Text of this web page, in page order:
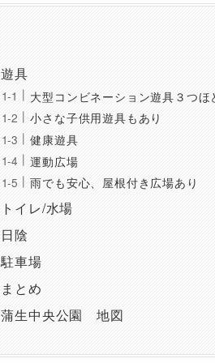
遊具
大型コンビネーション遊具３つほ
小さな子供用遊具もあり
健康遊具
運動広場
雨でも安心、屋根付き広場あり
トイレ/水場
日陰
駐車場
まとめ
蒲生中央公園 地図